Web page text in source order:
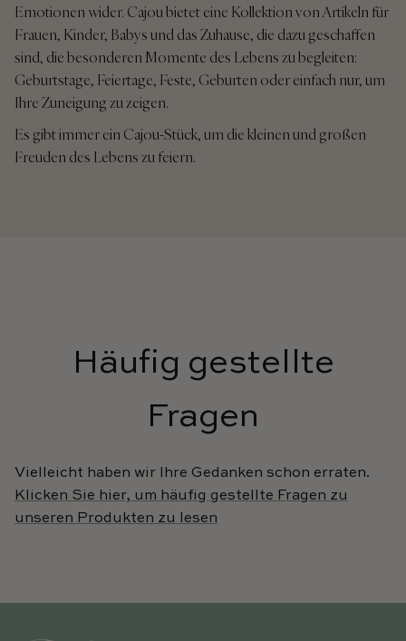
Emotionen wider. Cajou bietet eine Kollektion von Artikeln für
Frauen, Kinder, Babys und das Zuhause, die dazu geschaffen
sind, die besonderen Momente des Lebens zu begleiten:
Geburtstage, Feiertage, Feste, Geburten oder einfach nur, um
Ihre Zuneigung zu zeigen.
Es gibt immer ein Cajou-Stück, um die kleinen und großen
Freuden des Lebens zu feiern.
Häufig gestellte
Fragen
Vielleicht haben wir Ihre Gedanken schon erraten.
Klicken Sie hier, um häufig gestellte Fragen zu
unseren Produkten zu lesen